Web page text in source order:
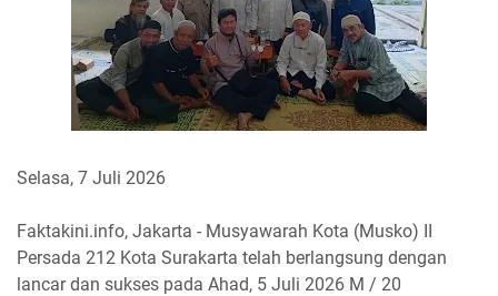
Selasa, 7 Juli 2026
Faktakini.info, Jakarta - Musyawarah Kota (Musko) II
Persada 212 Kota Surakarta telah berlangsung dengan
lancar dan sukses pada Ahad, 5 Juli 2026 M / 20